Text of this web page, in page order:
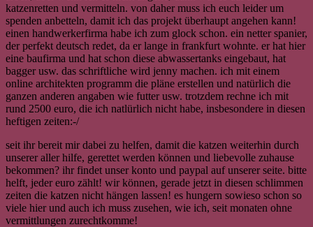
katzenretten und vermitteln. von daher muss ich euch leider um
spenden anbetteln, damit ich das projekt überhaupt angehen kann!
einen handwerkerfirma habe ich zum glock schon. ein netter spanier,
der perfekt deutsch redet, da er lange in frankfurt wohnte. er hat hier
eine baufirma und hat schon diese abwassertanks eingebaut, hat
bagger usw. das schriftliche wird jenny machen. ich mit einem
online architekten programm die pläne erstellen und natürlich die
ganzen anderen angaben wie futter usw. trotzdem rechne ich mit
rund 2500 euro, die ich natlürlich nicht habe, insbesondere in diesen
heftigen zeiten:-/
seit ihr bereit mir dabei zu helfen, damit die katzen weiterhin durch
unserer aller hilfe, gerettet werden können und liebevolle zuhause
bekommen? ihr findet unser konto und paypal auf unserer seite. bitte
helft, jeder euro zählt! wir können, gerade jetzt in diesen schlimmen
zeiten die katzen nicht hängen lassen! es hungern sowieso schon so
viele hier und auch ich muss zusehen, wie ich, seit monaten ohne
vermittlungen zurechtkomme!